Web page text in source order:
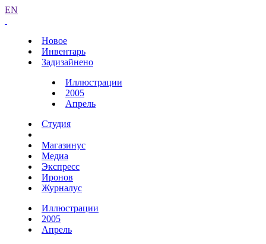
EN
Новое
Инвентарь
Задизайнено
Иллюстрации
2005
Апрель
Студия
Магазинус
Медиа
Экспресс
Иронов
Журналус
Иллюстрации
2005
Апрель